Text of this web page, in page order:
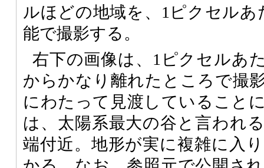
ルほどの地域を、1ピクセル
能で撮影する。
右下の画像は、1ピクセルあ
からかなり離れたところで撮
にわたって見渡していること
は、太陽系最大の谷と言われ
端付近。地形が実に複雑に入